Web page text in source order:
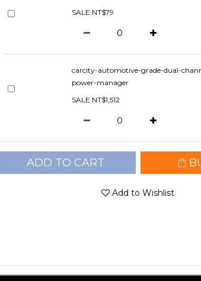
SALE NT$79
carcity-automotive-grade-dual-
power-manager
SALE NT$1,512
ADD TO CART
Add to Wishlist